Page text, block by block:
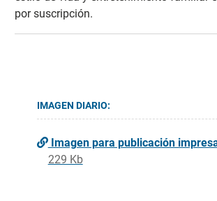
por suscripción.
IMAGEN DIARIO:
Imagen para publicación
229 Kb